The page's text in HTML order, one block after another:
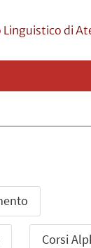
Linguistico di
Corsi